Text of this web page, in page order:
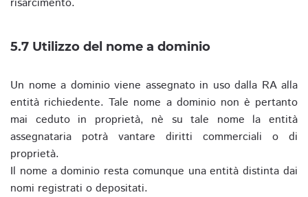
5.7 Utilizzo del nome a dominio
Un nome a dominio viene assegnato in uso dalla RA alla
entità richiedente. Tale nome a dominio non è pertanto
mai ceduto in proprietà, nè su tale nome la entità
assegnataria potrà vantare diritti commerciali o di
proprietà.
Il nome a dominio resta comunque una entità distinta dai
nomi registrati o depositati.